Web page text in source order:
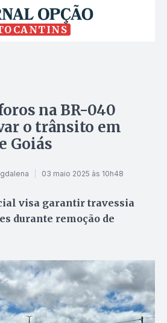
na BR-040
o trânsito em
Goiás
03 maio 2025 às 10h48
visa garantir travessia
durante remoção de